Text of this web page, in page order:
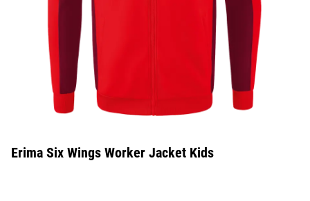
Erima Six Wings Worker Jacket Kids